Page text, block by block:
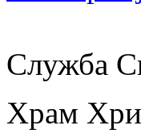
Служба
Храм